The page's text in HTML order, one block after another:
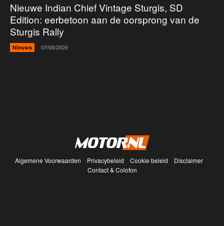
Nieuwe Indian Chief Vintage Sturgis, SD
Edition: eerbetoon aan de oorsprong van de
Sturgis Rally
Nieuws 07/08/2026
Algemene Voorwaarden Privacybeleid Cookie beleid
Disclaimer
Contact & Colofon